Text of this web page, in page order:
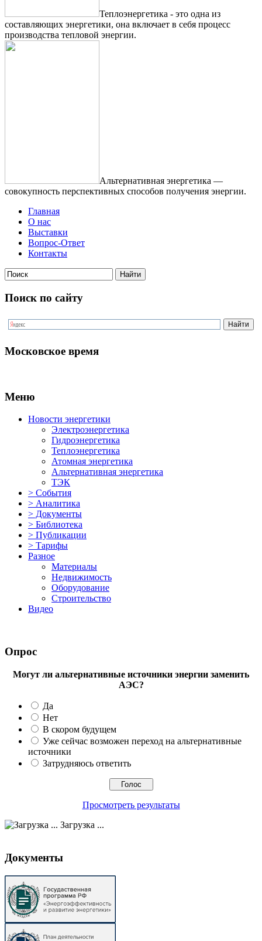
Теплоэнергетика - это одна из
составляющих энергетики, она включает в себя процесс
производства тепловой энергии.
Альтернативная энергетика —
совокупность перспективных способов получения энергии.
Главная
О нас
Выставки
Вопрос-Ответ
Контакты
Поиск по сайту
Московское время
Меню
Новости энергетики
Электроэнергетика
Гидроэнергетика
Теплоэнергетика
Атомная энергетика
Альтернативная энергетика
ТЭК
> События
> Аналитика
> Документы
> Библиотека
> Публикации
> Тарифы
Разное
Материалы
Недвижимость
Оборудование
Строительство
Видео
Опрос
Могут ли альтернативные источники энергии заменить
АЭС?
Да
Нет
В скором будущем
Уже сейчас возможен переход на альтернативные
источники
Затрудняюсь ответить
Просмотреть результаты
Загрузка ...
Документы